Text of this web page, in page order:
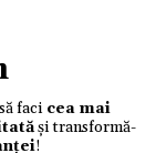
faci cea mai
și transformă-
!